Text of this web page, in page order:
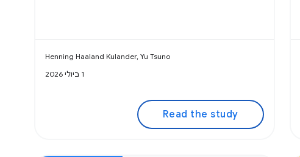
Henning Haaland Kulander, Yu Tsuno
1 ביולי 2026
Read the study